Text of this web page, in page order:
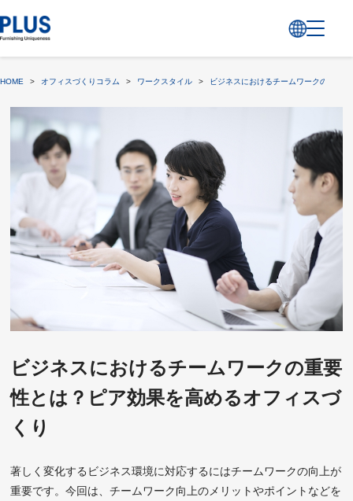
HOME > オフィスづくりコラム > ワークスタイル > ビジネスにおけるチームワークの重要
ビジネスにおけるチームワークの重要
性とは？ピア効果を高めるオフィスづ
くり
著しく変化するビジネス環境に対応するにはチームワークの向上が
重要です。今回は、チームワーク向上のメリットやポイントなどを